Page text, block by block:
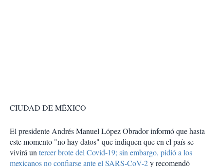
CIUDAD DE MÉXICO
El presidente Andrés Manuel López Obrador informó que hasta
este momento "no hay datos" que indiquen que en el país se
vivirá untercer brote del Covid-19; sin embargo, pidió a los
mexicanos no confiarse ante el SARS-CoV-2y recomendó